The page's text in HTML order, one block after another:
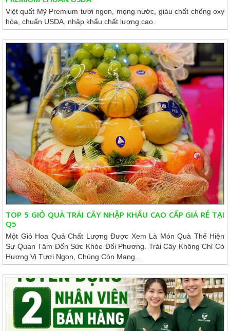
Việt quất Mỹ Premium tươi ngon, mọng nước, giàu chất chống oxy
hóa, chuẩn USDA, nhập khẩu chất lượng cao.
TOP 5 GIỎ QUÀ TRÁI CÂY NHẬP KHẨU CAO CẤP GIÁ RẺ TẠI
Q5
Một Giỏ Hoa Quả Chất Lượng Được Xem Là Món Quà Thể Hiện
Sự Quan Tâm Đến Sức Khỏe Đối Phương. Trái Cây Không Chỉ Có
Hương Vị Tươi Ngon, Chúng Còn Mang...